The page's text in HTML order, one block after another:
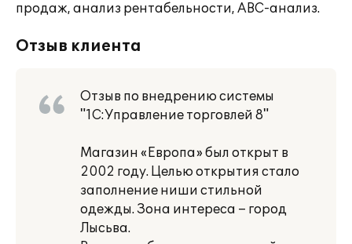
продаж, анализ рентабельности, ABC-анализ.
Отзыв клиента
Отзыв по внедрению системы
"1С:Управление торговлей 8"
Магазин «Европа» был открыт в
2002 году. Целью открытия стало
заполнение ниши стильной
одежды. Зона интереса – город
Лысьва.